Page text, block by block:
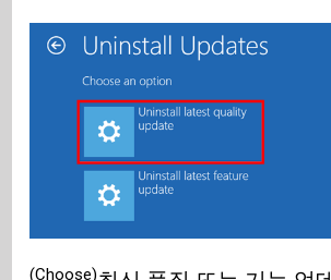
(Choose)